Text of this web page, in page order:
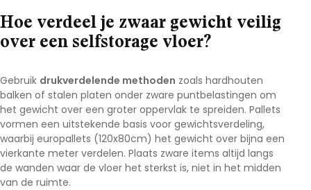
Hoe verdeel je zwaar gewicht veilig
over een selfstorage vloer?
Gebruik drukverdelende methoden zoals hardhouten
balken of stalen platen onder zware puntbelastingen om
het gewicht over een groter oppervlak te spreiden. Pallets
vormen een uitstekende basis voor gewichtsverdeling,
waarbij europallets (120x80cm) het gewicht over bijna een
vierkante meter verdelen. Plaats zware items altijd langs
de wanden waar de vloer het sterkst is, niet in het midden
van de ruimte.